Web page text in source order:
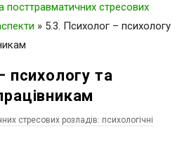
посттравматичних стресових
» 5.3. Психолог – психологу
психологу та
стресових розладів: психологічні